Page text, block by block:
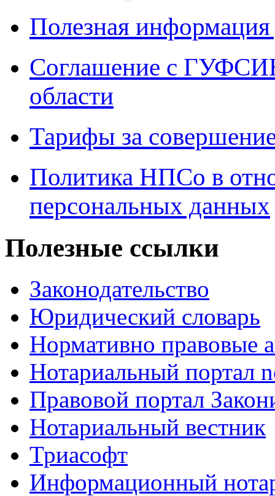
Полезная
Соглашение с
области
Тарифы за
Политика НПСо в
персональных данных
Полезные ссылки
Законодательство
Юридический словарь
Нормативно правовые
Нотариальный портал
Правовой портал
Нотариальный вестник
Триасофт
Информационный